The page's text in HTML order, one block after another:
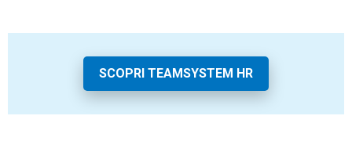
SCOPRI TEAMSYSTEM HR